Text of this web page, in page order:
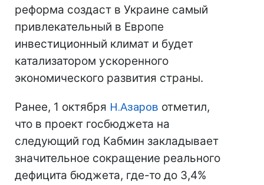
реформа создаст в Украине самый
привлекательный в Европе
инвестиционный климат и будет
катализатором ускоренного
экономического развития страны.
Ранее, 1 октября Н.Азаров отметил,
что в проект госбюджета на
следующий год Кабмин закладывает
значительное сокращение реального
дефицита бюджета, где-то до 3,4%